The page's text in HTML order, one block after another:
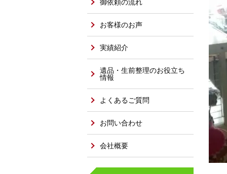
御依頼の流れ
お客様のお声
実績紹介
遺品・生前整理のお役立ち
情報
よくあるご質問
お問い合わせ
会社概要